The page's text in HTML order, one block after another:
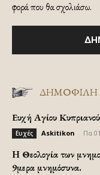
φορά που θα σχολιάσω.
ΔΗΜΟΦΙΛΗ
Ευχή Αγίου
Ευχές Askitikon Πα
H Θεολογία των
9μερα μνημόσυνα.